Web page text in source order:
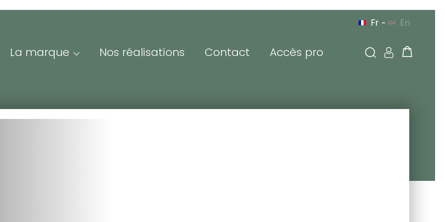
La marque Nos réalisations Contact Accès pro
Fr - En